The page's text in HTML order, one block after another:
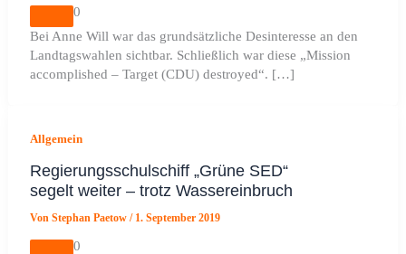
0
Bei Anne Will war das grundsätzliche Desinteresse an den
Landtagswahlen sichtbar. Schließlich war diese „Mission
accomplished – Target (CDU) destroyed“. […]
Allgemein
Regierungsschulschiff „Grüne SED“
segelt weiter – trotz Wassereinbruch
VonStephan Paetow/ 1. September 2019
0